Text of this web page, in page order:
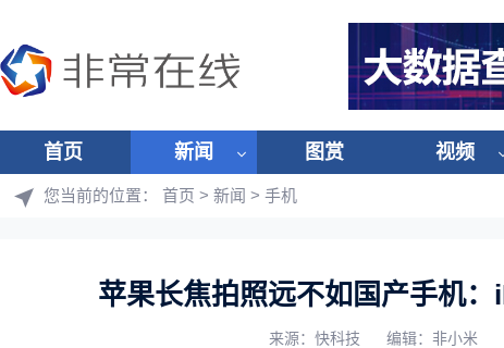
首页 新闻 图赏 视频
您当前的位置： 首页 > 新闻 > 手机
苹果长焦拍照远不如国产手机
来源：快科技 编辑：非小米